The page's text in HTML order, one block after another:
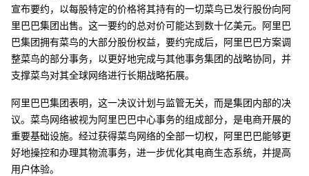
宣布要约，以每股特定的价格将其持有的一切菜鸟已发行股份向阿
里巴巴集团出售。这一要约的总对价可能达到数十亿美元。阿里巴
巴集团拥有菜鸟的大部分股份权益，要约完成后，阿里巴巴方案调
整菜鸟的部分事务，以更好地完成与其他事务集团的战略协同，并
支撑菜鸟对其全球网络进行长期战略拓展。
阿里巴巴集团表明，这一决议计划与监管无关，而是集团内部的决
议。菜鸟网络被视为阿里巴巴中心事务的组成部分，是电商开展的
重要基础设施。经过获得菜鸟网络的全部一切权，阿里巴巴能够更
好地操控和办理其物流事务，进一步优化其电商生态系统，并提高
用户体验。